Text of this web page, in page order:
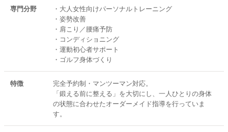
専門分野
・大人女性向けパーソナルトレーニング
・姿勢改善
・肩こり／腰痛予防
・コンディショニング
・運動初心者サポート
・ゴルフ身体づくり
特徴
完全予約制・マンツーマン対応。
「鍛える前に整える」を大切にし、一人ひとりの身体
の状態に合わせたオーダーメイド指導を行っていま
す。